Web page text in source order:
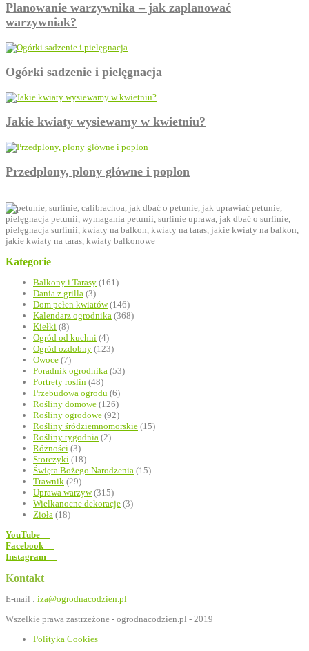
Planowanie warzywnika – jak zaplanować
warzywniak?
Ogórki sadzenie i pielęgnacja
Jakie kwiaty wysiewamy w kwietniu?
Przedplony, plony główne i poplon
Kategorie
Balkony i Tarasy (161)
Dania z grilla (3)
Dom pełen kwiatów(146)
Kalendarz ogrodnika (368)
Kiełki (8)
Ogród od kuchni (4)
Ogród ozdobny (123)
Owoce (7)
Poradnik ogrodnika (53)
Portrety roślin (48)
Przebudowa ogrodu (6)
Rośliny domowe (126)
Rośliny ogrodowe (92)
Rośliny śródziemnomorskie (15)
Rośliny tygodnia (2)
Różności (3)
Storczyki (18)
Święta Bożego Narodzenia (15)
Trawnik (29)
Uprawa warzyw(315)
Wielkanocne dekoracje (3)
Zioła (18)
YouTube
Facebook
Instagram
Kontakt
E-mail : iza@ogrodnacodzien.pl
Wszelkie prawa zastrzeżone - ogrodnacodzien.pl - 2019
Polityka Cookies